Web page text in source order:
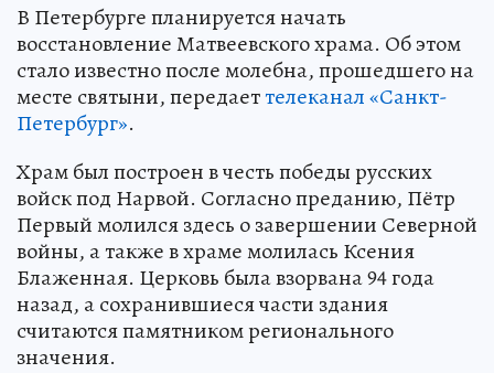
В Петербурге планируется начать
восстановление Матвеевского храма. Об этом
стало известно после молебна, прошедшего на
месте святыни, передаеттелеканал «Санкт-
Петербург».
Храм был построен в честь победы русских
войск под Нарвой. Согласно преданию, Пётр
Первый молился здесь о завершении Северной
войны, а также в храме молилась Ксения
Блаженная. Церковь была взорвана 94 года
назад, а сохранившиеся части здания
считаются памятником регионального
значения.